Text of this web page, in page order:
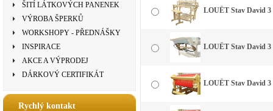
ŠITÍ LÁTKOVÝCH PANENEK
VÝROBA ŠPERKŮ
WORKSHOPY - PŘEDNÁŠKY
INSPIRACE
AKCE A VÝPRODEJ
DÁRKOVÝ CERTIFIKÁT
Rychlý kontakt
LOUËT Stav David 3
LOUËT Stav David
LOUËT Stav David 3